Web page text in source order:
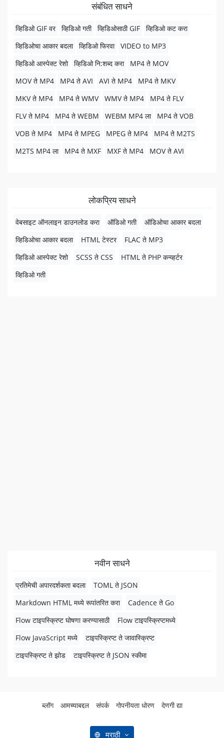
संबंधित साधने
व्हिडिओ GIF वर व्हिडिओ गती व्हिडिओसाठी GIF
व्हिडिओ कट करा
व्हिडिओचा आकार बदला
व्हिडिओ फिरवा
VIDEO to MP3
व्हिडिओ आस्पेक्ट रेशो
व्हिडिओ नि:शब्द करा
MP4 ते MOV
MOV ते MP4
MP4 ते AVI AVI ते MP4
MP4 ते MKV
MKV ते MP4
MP4 ते WMV WMV ते MP4
MP4 ते FLV
FLV ते MP4
MP4 ते WEBM WEBM MP4 ला
MP4 ते VOB
VOB ते MP4
MP4 ते MPEG MPEG ते MP4
MP4 ते M2TS
M2TS MP4 ला
MP4 ते MXF MXF ते MP4 MOV ते AVI
लोकप्रिय साधने
वेबसाइट ऑनलाइन डाउनलोड करा ऑडिओ गती
ऑडिओचा आकार बदला
व्हिडिओचा आकार बदला
HTML टेस्टर
FLAC ते MP3
व्हिडिओ आस्पेक्ट रेशो
SCSS ते CSS
HTML ते PHP कन्व्हर्टर
व्हिडिओ गती
नवीन साधने
प्रतिमेची अपारदर्शकता बदला
TOML ते JSON
Markdown HTML मध्ये रूपांतरित करा
Cadence ते Go
Flow टाइपस्क्रिप्ट घोषणा करण्यासाठी
Flow टाइपस्क्रिप्टमध्ये
Flow JavaScript मध्ये
टाइपस्क्रिप्ट ते जावास्क्रिप्ट
टाइपस्क्रिप्ट ते झोड
टाइपस्क्रिप्ट ते JSON स्कीमा
ब्लॉग आमच्याबद्दल संपर्क गोपनीयता धोरण देणगी द्या
मराठी